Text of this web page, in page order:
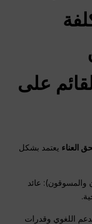
على
العناء يعتمد بشكل
والمسوقون): عائد
اللغوي وقدرات